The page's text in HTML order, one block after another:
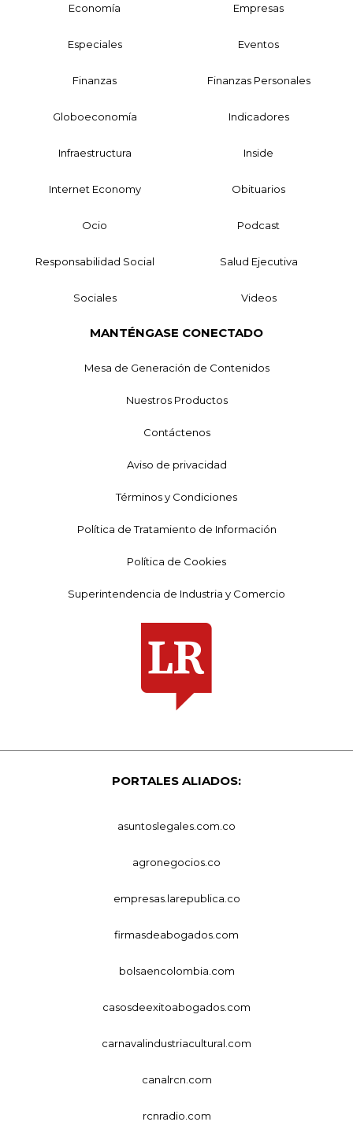
Economía Empresas
Especiales Eventos
Finanzas Finanzas Personales
Globoeconomía Indicadores
Infraestructura Inside
Internet Economy Obituarios
Ocio Podcast
Responsabilidad Social Salud Ejecutiva
Sociales Videos
MANTÉNGASE CONECTADO
Mesa de Generación de Contenidos
Nuestros Productos
Contáctenos
Aviso de privacidad
Términos y Condiciones
Política de Tratamiento de Información
Política de Cookies
Superintendencia de Industria y Comercio
PORTALES ALIADOS:
asuntoslegales.com.co
agronegocios.co
empresas.larepublica.co
firmasdeabogados.com
bolsaencolombia.com
casosdeexitoabogados.com
carnavalindustriacultural.com
canalrcn.com
rcnradio.com